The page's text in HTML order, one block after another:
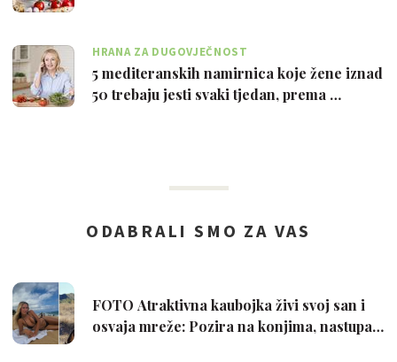
HRANA ZA DUGOVJEČNOST
5 mediteranskih namirnica koje žene iznad
50 trebaju jesti svaki tjedan, prema …